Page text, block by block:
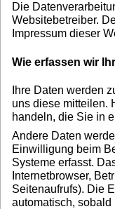
Die
Websitebetreiber.
Impressum dieser
Wie erfassen wir
Ihre Daten werden
uns diese mitteilen.
handeln, die Sie in
Andere Daten
Einwilligung beim
Systeme erfasst.
Internetbrowser,
Seitenaufrufs). Die
automatisch,